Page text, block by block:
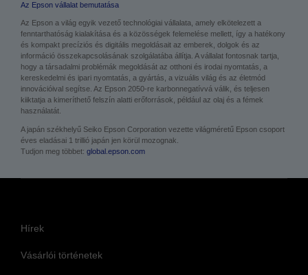
Az Epson vállalat bemutatása
Az Epson a világ egyik vezető technológiai vállalata, amely elkötelezett a
fenntarthatóság kialakítása és a közösségek felemelése mellett, így a hatékony
és kompakt precíziós és digitális megoldásait az emberek, dolgok és az
információ összekapcsolásának szolgálatába állítja. A vállalat fontosnak tartja,
hogy a társadalmi problémák megoldását az otthoni és irodai nyomtatás, a
kereskedelmi és ipari nyomtatás, a gyártás, a vizuális világ és az életmód
innovációival segítse. Az Epson 2050-re karbonnegatívvá válik, és teljesen
kiiktatja a kimeríthető felszín alatti erőforrások, például az olaj és a fémek
használatát.
A japán székhelyű Seiko Epson Corporation vezette világméretű Epson csoport
éves eladásai 1 trillió japán jen körül mozognak.
Tudjon meg többet: global.epson.com
Hírek
Vásárlói történetek